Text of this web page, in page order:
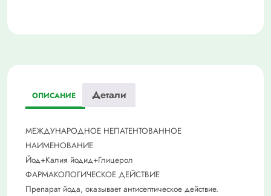
ОПИСАНИЕ Детали
МЕЖДУНАРОДНОЕ НЕПАТЕНТОВАННОЕ
НАИМЕНОВАНИЕ
Йод+Калия йодид+Глицерол
ФАРМАКОЛОГИЧЕСКОЕ ДЕЙСТВИЕ
Препарат йода, оказывает антисептическое действие.